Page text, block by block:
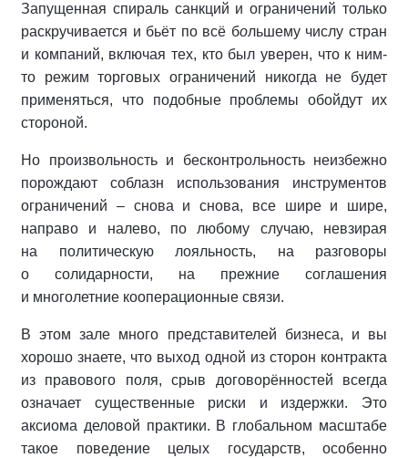
Запущенная спираль санкций и ограничений только
раскручивается и бьёт по всё большему числу стран
и компаний, включая тех, кто был уверен, что к ним-
то режим торговых ограничений никогда не будет
применяться, что подобные проблемы обойдут их
стороной.
Но произвольность и бесконтрольность неизбежно
порождают соблазн использования инструментов
ограничений – снова и снова, все шире и шире,
направо и налево, по любому случаю, невзирая
на политическую лояльность, на разговоры
о солидарности, на прежние соглашения
и многолетние кооперационные связи.
В этом зале много представителей бизнеса, и вы
хорошо знаете, что выход одной из сторон контракта
из правового поля, срыв договорённостей всегда
означает существенные риски и издержки. Это
аксиома деловой практики. В глобальном масштабе
такое поведение целых государств, особенно